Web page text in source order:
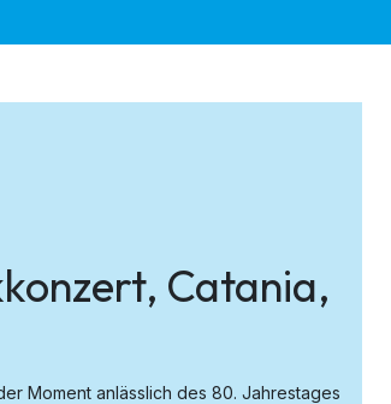
Catania,
Moment anlässlich des 80. Jahrestages